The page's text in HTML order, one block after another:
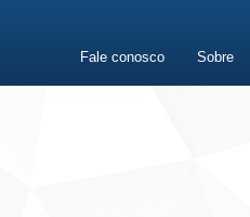
Fale conosco Sobre